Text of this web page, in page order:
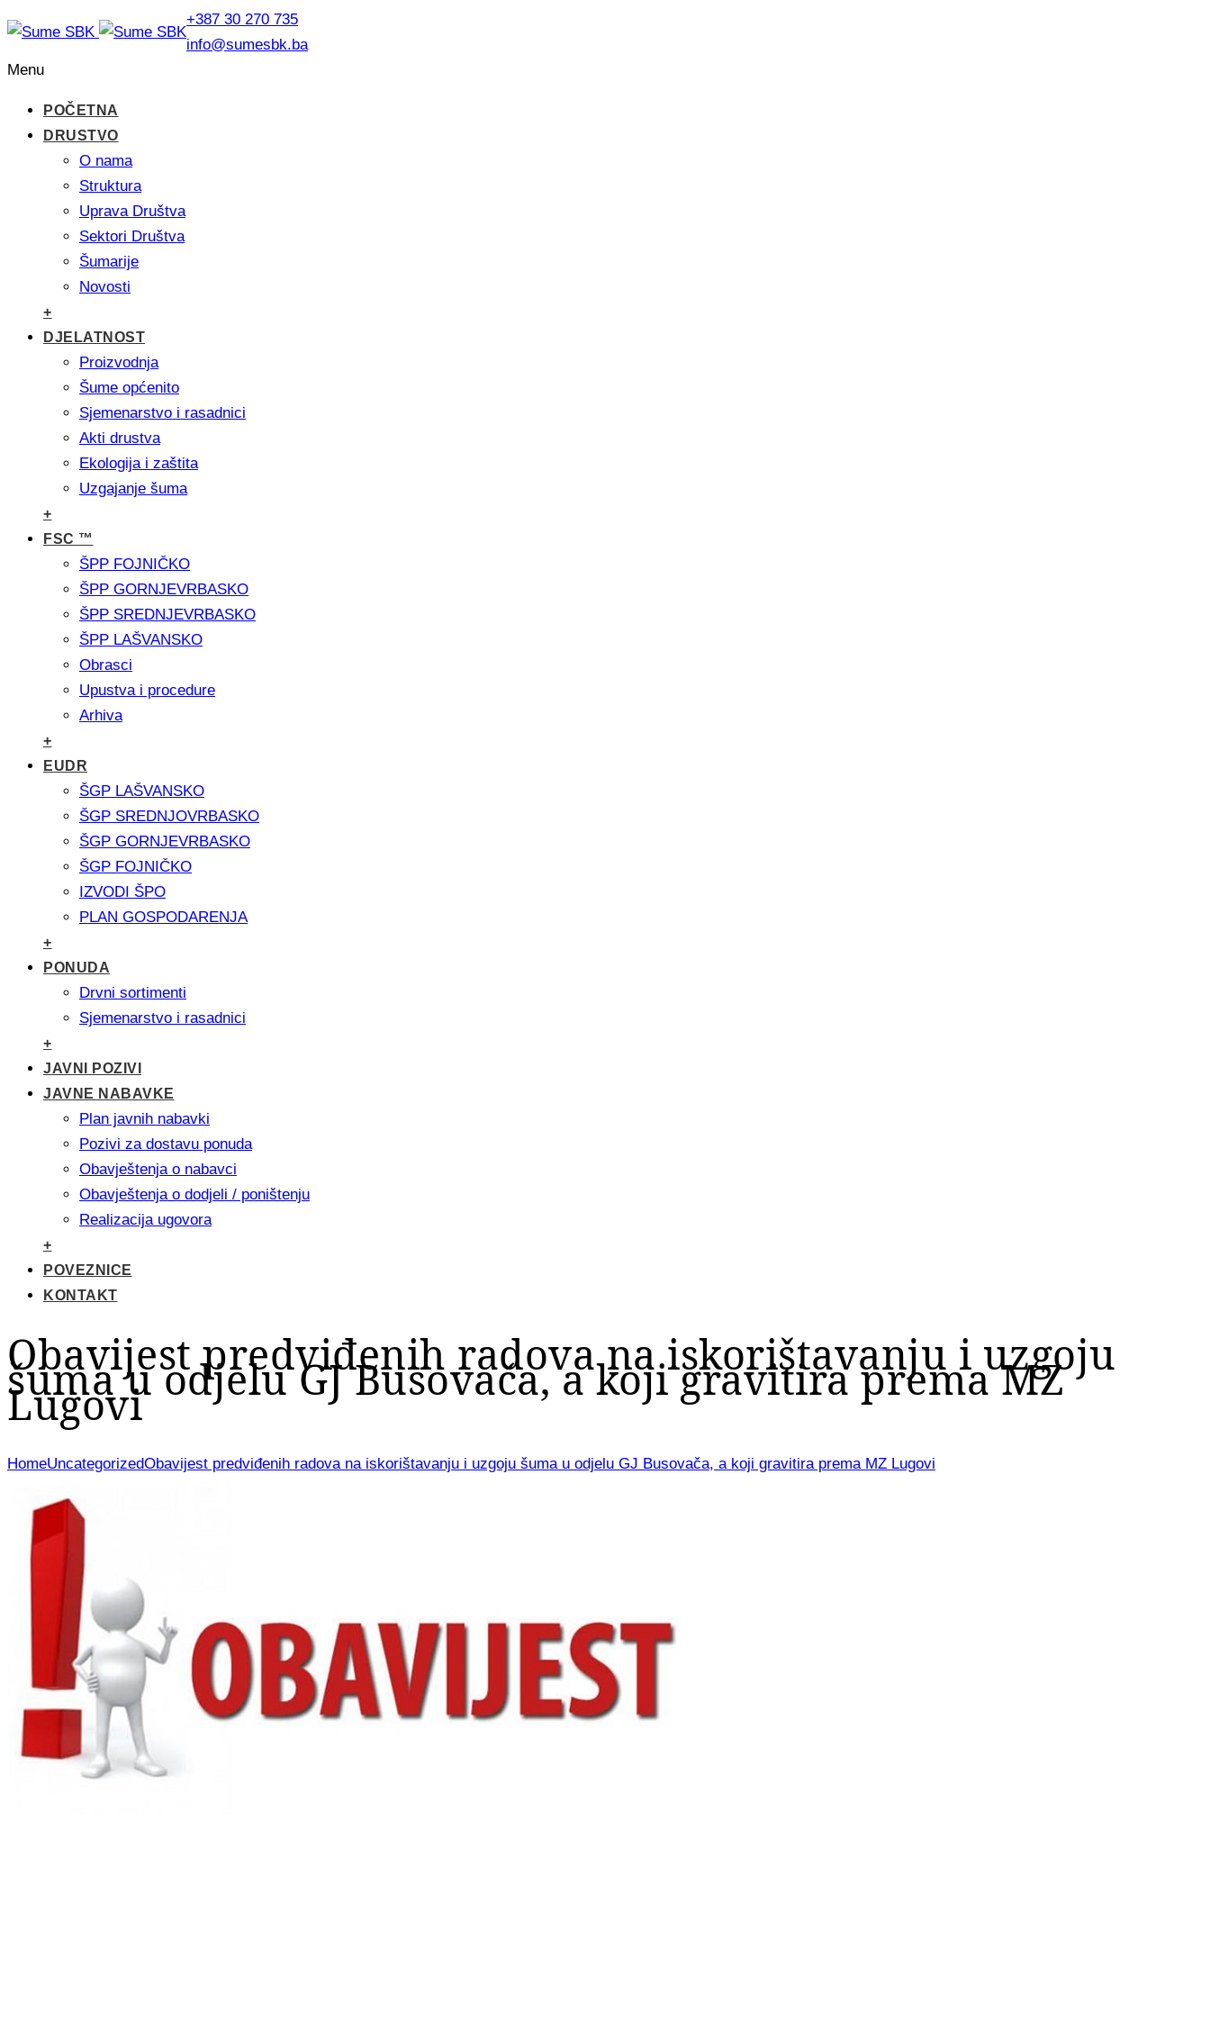
+387 30 270 735
info@sumesbk.ba
Menu
POČETNA
DRUSTVO
O nama
Struktura
Uprava Društva
Sektori Društva
Šumarije
Novosti
+
DJELATNOST
Proizvodnja
Šume općenito
Sjemenarstvo i rasadnici
Akti drustva
Ekologija i zaštita
Uzgajanje šuma
+
FSC ™
ŠPP FOJNIČKO
ŠPP GORNJEVRBASKO
ŠPP SREDNJEVRBASKO
ŠPP LAŠVANSKO
Obrasci
Upustva i procedure
Arhiva
+
EUDR
ŠGP LAŠVANSKO
ŠGP SREDNJOVRBASKO
ŠGP GORNJEVRBASKO
ŠGP FOJNIČKO
IZVODI ŠPO
PLAN GOSPODARENJA
+
PONUDA
Drvni sortimenti
Sjemenarstvo i rasadnici
+
JAVNI POZIVI
JAVNE NABAVKE
Plan javnih nabavki
Pozivi za dostavu ponuda
Obavještenja o nabavci
Obavještenja o dodjeli / poništenju
Realizacija ugovora
+
POVEZNICE
KONTAKT
Obavijest predviđenih radova na iskorištavanju i uzgoju
šuma u odjelu GJ Busovača, a koji gravitira prema MZ
Lugovi
HomeUncategorizedObavijest predviđenih radova na iskorištavanju i uzgoju šuma u odjelu GJ Busovača, a koji gravitira prema MZ Lugovi